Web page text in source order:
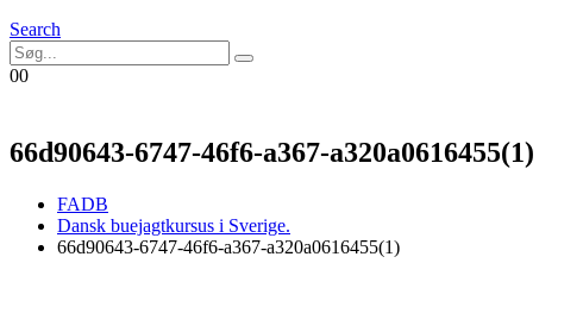
Search
00
66d90643-6747-46f6-a367-a320a0616455(1)
FADB
Dansk buejagtkursus i Sverige.
66d90643-6747-46f6-a367-a320a0616455(1)